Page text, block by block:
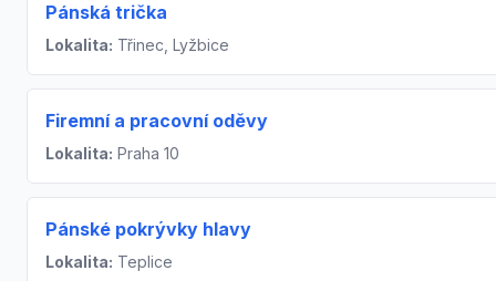
Pánská trička
Lokalita: Třinec, Lyžbice
Firemní a pracovní oděvy
Lokalita: Praha 10
Pánské pokrývky hlavy
Lokalita: Teplice